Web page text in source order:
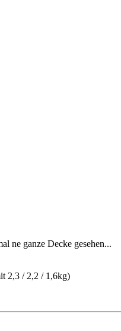
ne ganze Decke gesehen...
2,3 / 2,2 / 1,6kg)